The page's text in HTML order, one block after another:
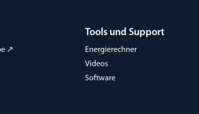
↗
Tools und Support
Energierechner
Videos
Software